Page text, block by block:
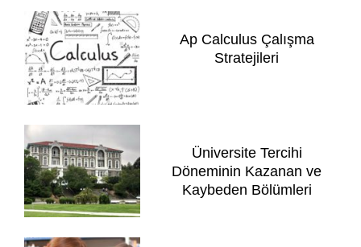
Ap Calculus Çalışma
Stratejileri
Üniversite Tercihi
Döneminin Kazanan ve
Kaybeden Bölümleri